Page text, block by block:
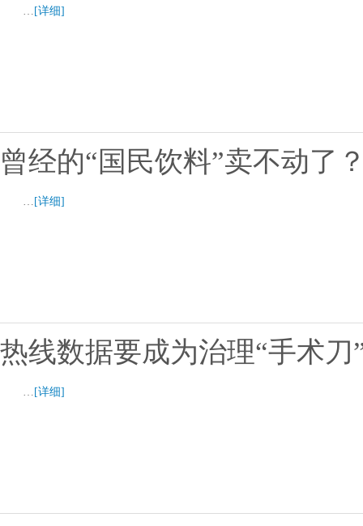
… [详细]
曾经的“国民饮料”卖不动了
… [详细]
热线数据要成为治理“手术刀
… [详细]